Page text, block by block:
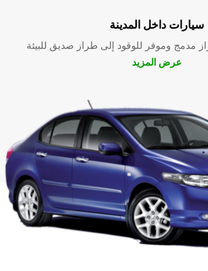
سيارات داخل المدينة
مدمج وموفر للوقود إلى طراز صديق للبيئة
عرض المزيد